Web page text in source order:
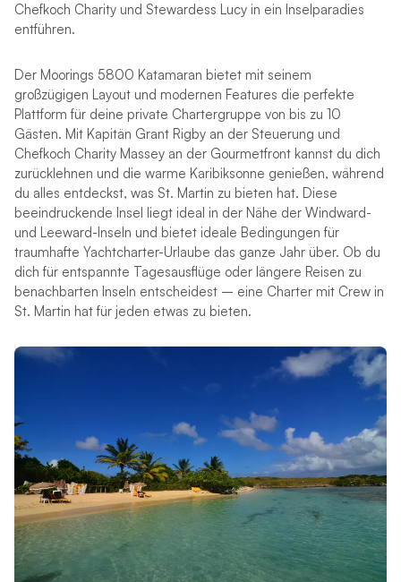
Chefkoch Charity und Stewardess Lucy in ein Inselparadies
entführen.
Der Moorings 5800 Katamaran bietet mit seinem
großzügigen Layout und modernen Features die perfekte
Plattform für deine private Chartergruppe von bis zu 10
Gästen. Mit Kapitän Grant Rigby an der Steuerung und
Chefkoch Charity Massey an der Gourmetfront kannst du dich
zurücklehnen und die warme Karibiksonne genießen, während
du alles entdeckst, was St. Martin zu bieten hat. Diese
beeindruckende Insel liegt ideal in der Nähe der Windward-
und Leeward-Inseln und bietet ideale Bedingungen für
traumhafte Yachtcharter-Urlaube das ganze Jahr über. Ob du
dich für entspannte Tagesausflüge oder längere Reisen zu
benachbarten Inseln entscheidest – eine Charter mit Crew in
St. Martin hat für jeden etwas zu bieten.